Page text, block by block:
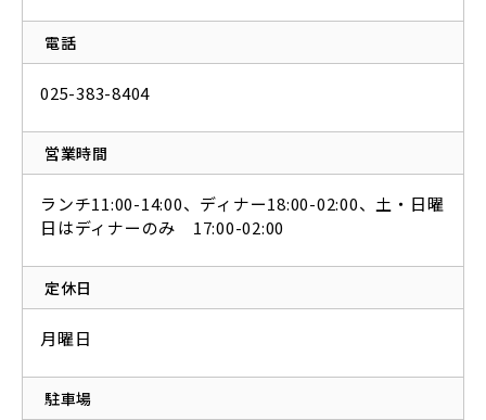
電話
025-383-8404
営業時間
ランチ11:00-14:00、ディナー18:00-02:00、土・日曜
日はディナーのみ 17:00-02:00
定休日
月曜日
駐車場